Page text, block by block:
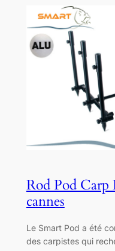
Rod Pod Carp
cannes
Le Smart Pod a été
des carpistes qui